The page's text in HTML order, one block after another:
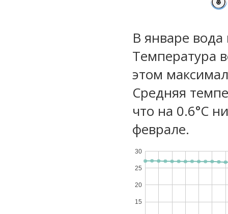
В январе
Температура
этом
Средняя
что на 0.6°C
феврале.
15
20
25
30